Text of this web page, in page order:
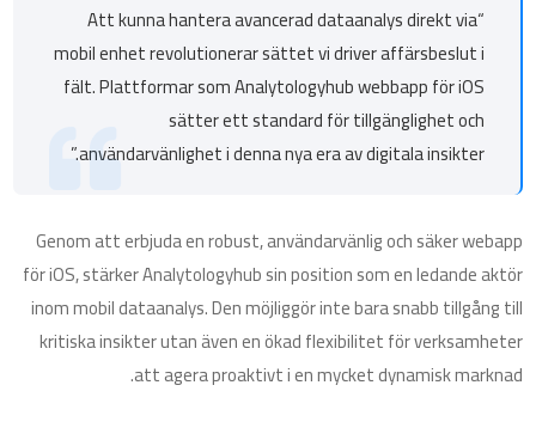
“Att kunna hantera avancerad dataanalys direkt via
mobil enhet revolutionerar sättet vi driver affärsbeslut i
fält. Plattformar som Analytologyhub webbapp för iOS
sätter ett standard för tillgänglighet och
användarvänlighet i denna nya era av digitala insikter.”
Genom att erbjuda en robust, användarvänlig och säker webapp
för iOS, stärker Analytologyhub sin position som en ledande aktör
inom mobil dataanalys. Den möjliggör inte bara snabb tillgång till
kritiska insikter utan även en ökad flexibilitet för verksamheter
att agera proaktivt i en mycket dynamisk marknad.